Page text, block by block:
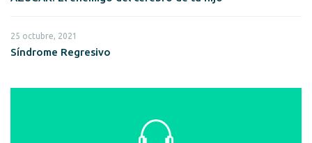
25 octubre, 2021
Síndrome Regresivo